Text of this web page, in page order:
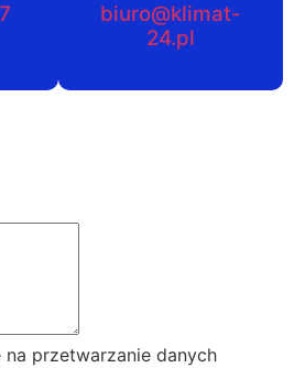
biuro@klimat-
24.pl
przetwarzanie danych